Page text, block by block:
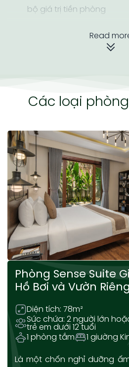
bộ giá trị tiền phòng
Read
Các loại
Phòng Sense Suite
Hồ Bơi và Vườn Riêng
Diện tích: 78m²
Sức chứa: 2 người lớn
trẻ em dưới 12 tuổi
1 phòng tắm
1 giường
Là một chốn nghỉ dưỡng